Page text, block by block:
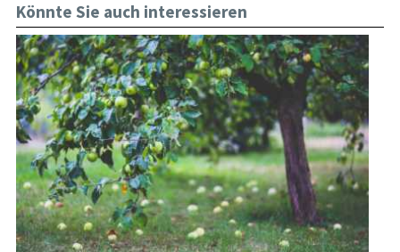
Könnte Sie auch interessieren